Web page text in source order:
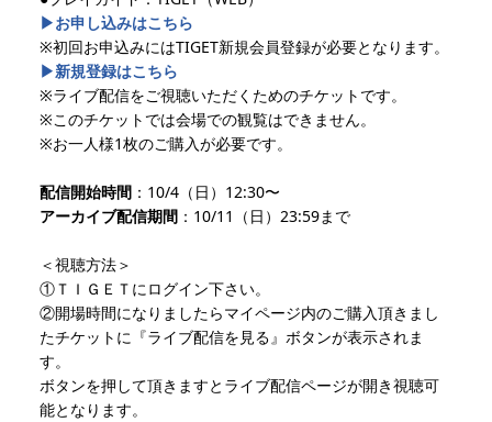
▶︎お申し込みはこちら
※初回お申込みにはTIGET新規会員登録が必要となります。
▶︎新規登録はこちら
※ライブ配信をご視聴いただくためのチケットです。
※このチケットでは会場での観覧はできません。
※お一人様1枚のご購入が必要です。
配信開始時間 ：10/4（日）12:30〜
アーカイブ配信期間 ：10/11（日）23:59まで
＜視聴方法＞
①ＴＩＧＥＴにログイン下さい。
②開場時間になりましたらマイページ内のご購入頂きまし
たチケットに『ライブ配信を見る』ボタンが表示されま
す。
ボタンを押して頂きますとライブ配信ページが開き視聴可
能となります。